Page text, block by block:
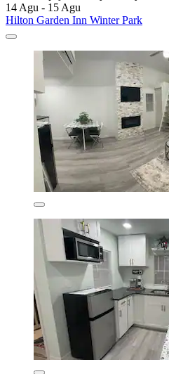
14 Agu - 15 Agu
Hilton Garden Inn Winter Park